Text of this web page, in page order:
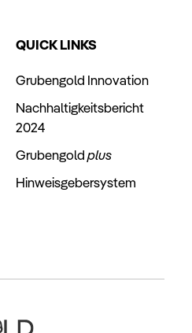
QUICK LINKS
Grubengold Innovation
Nachhaltigkeitsbericht
2024
Grubengoldplus
Hinweisgebersystem